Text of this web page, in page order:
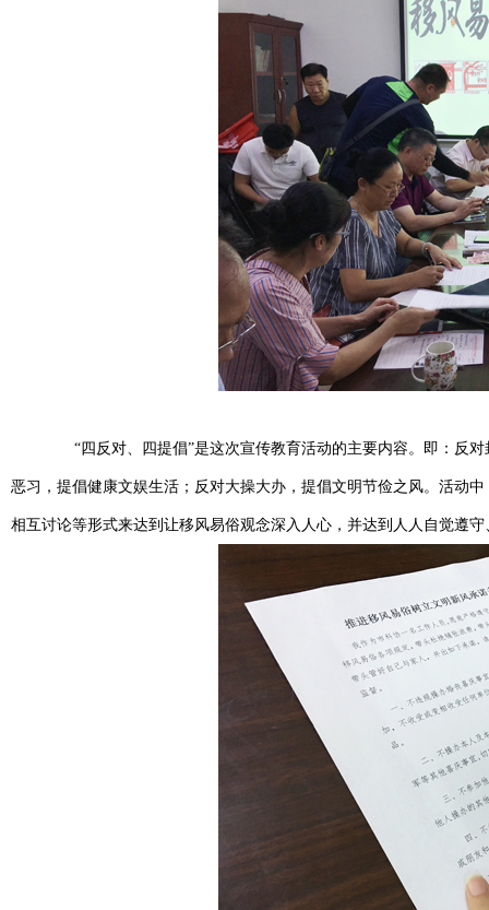
“四反对、四提倡”是这次宣传教育活动的主要内容。即：反对
恶习，提倡健康文娱生活；反对大操大办，提倡文明节俭之风。活动
相互讨论等形式来达到让移风易俗观念深入人心，并达到人人自觉遵